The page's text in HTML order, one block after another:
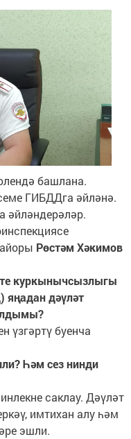
башлана.
ГИБДДга әйләнә.
әйләндерәләр.
Рөстәм Хәкимов
куркынычсызлыгы
яңадан дәүләт
үзгәртү буенча
Һәм сез нинди
саклау. Дәүләт
имтихан алу һәм
эшли.